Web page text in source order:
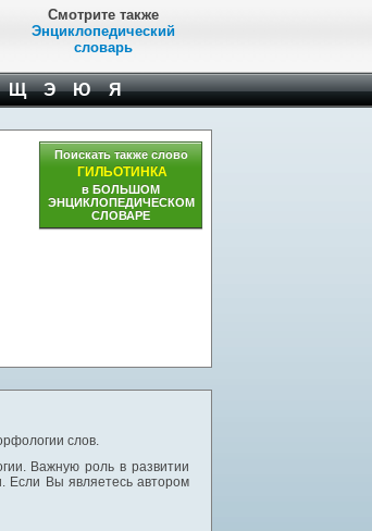
Смотрите также
Энциклопедический
словарь
Щ Э Ю Я
Поискать также слово
ГИЛЬОТИНКА
в БОЛЬШОМ
ЭНЦИКЛОПЕДИЧЕСКОМ
СЛОВАРЕ
слов.
Важную роль в развитии
Если Вы являетесь автором